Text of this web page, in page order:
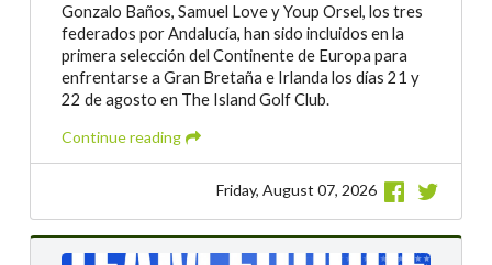
Gonzalo Baños, Samuel Love y Youp Orsel, los tres
federados por Andalucía, han sido incluidos en la
primera selección del Continente de Europa para
enfrentarse a Gran Bretaña e Irlanda los días 21 y
22 de agosto en The Island Golf Club.
Continue reading
Friday, August 07, 2026